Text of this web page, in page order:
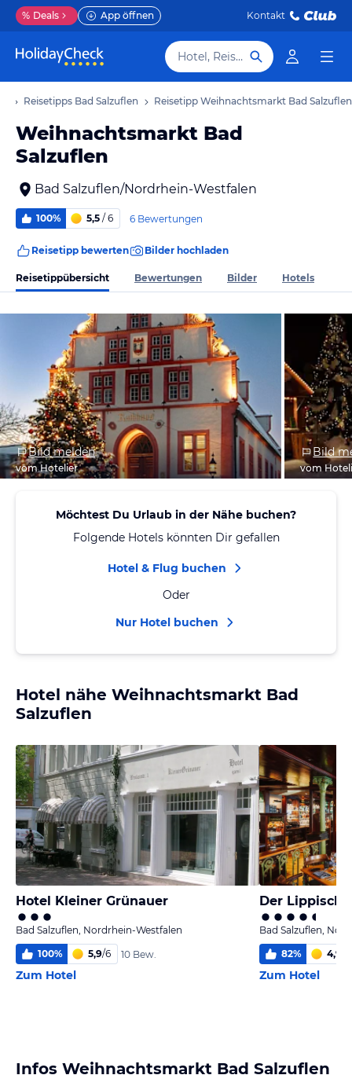
% Deals App öffnen Kontakt
Hotel, Reiseziel
Reisetipps Bad Salzuflen Reisetipp Weihnachtsmarkt Bad Salzuflen
Weihnachtsmarkt Bad
Salzuflen
Bad Salzuflen/Nordrhein-Westfalen
100% 5,5 / 6 6 Bewertungen
Reisetipp bewerten Bilder hochladen
Reisetippübersicht Bewertungen Bilder Hotels
Bild melden
vom Hotelier
Bild
vom
Möchtest Du Urlaub in der Nähe buchen?
Folgende Hotels könnten Dir gefallen
Hotel & Flug buchen
Oder
Nur Hotel buchen
Hotel nähe Weihnachtsmarkt Bad
Salzuflen
Hotel Kleiner Grünauer
Bad Salzuflen, Nordrhein-Westfalen
100% 5,9/6 10 Bew.
Zum Hotel
Der
Bad Salzuflen,
82% 4,9
Zum Hotel
Infos Weihnachtsmarkt Bad Salzuflen